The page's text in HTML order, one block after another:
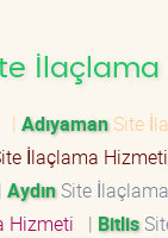
| AdıyamanSite
İlaçlama Hizmeti
| AydınSite
Hizmeti | Bitlis